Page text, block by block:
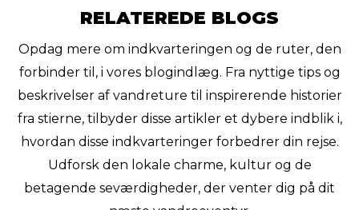
RELATEREDE BLOGS
Opdag mere om indkvarteringen og de ruter, den
forbinder til, i vores blogindlæg. Fra nyttige tips og
beskrivelser af vandreture til inspirerende historier
fra stierne, tilbyder disse artikler et dybere indblik i,
hvordan disse indkvarteringer forbedrer din rejse.
Udforsk den lokale charme, kultur og de
betagende seværdigheder, der venter dig på dit